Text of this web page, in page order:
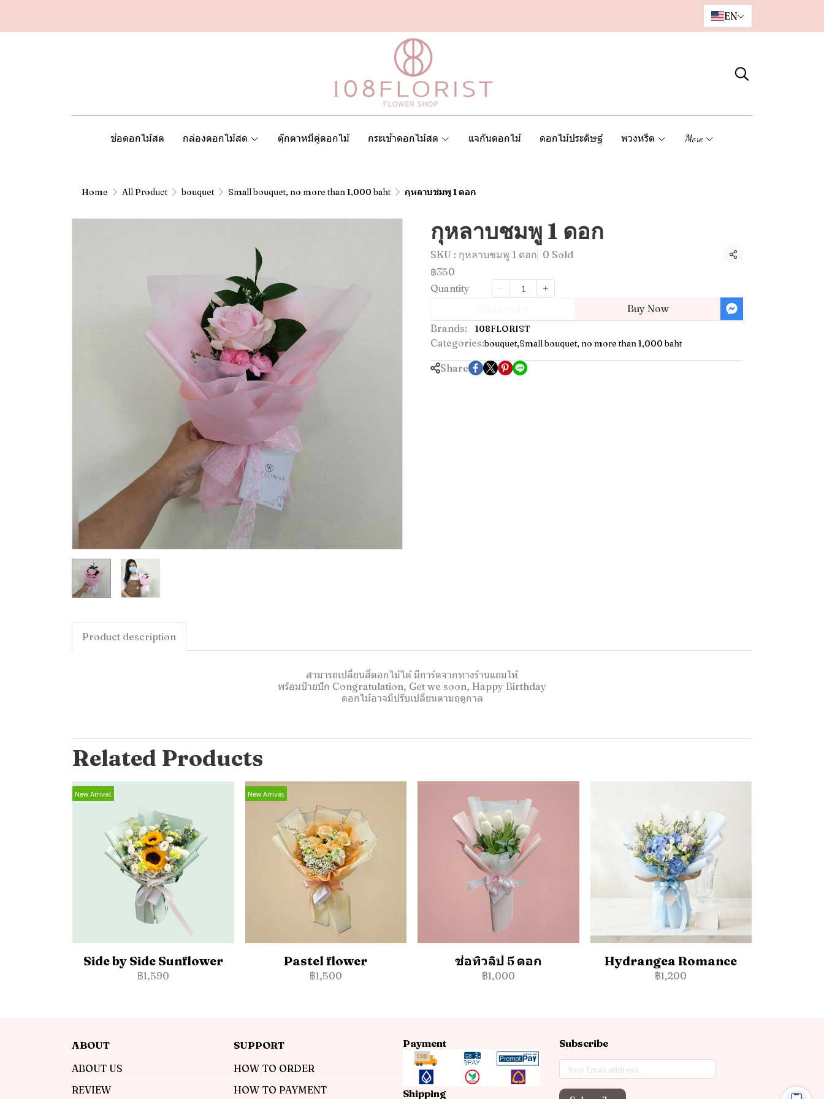
EN
ช่อดอกไม้สด กล่องดอกไม้สด ตุ๊กตาหมีคู่ดอกไม้ กระเช้าดอกไม้สด แจกันดอกไม้ ดอกไม้ประดิษฐ์ พวงหรีด More
Home All Product bouquet Small bouquet, no more than 1,000 baht กุหลาบชมพู 1 ดอก
กุหลาบชมพู 1 ดอก
SKU : กุหลาบชมพู 1 ดอก 0 Sold
Share
฿350
Quantity
Buy Now
Brands:
108FLORIST
Categories:bouquet,Small bouquet, no more than 1,000 baht
Share
Product description
สามารถเปลี่ยนสีดอกไม้ได้ มีการ์ดจากทางร้านแถมให้
พร้อมป้ายปัก Congratulation, Get we soon, Happy Birthday
ดอกไม้อาจมีปรับเปลี่ยนตามฤดูกาล
Related Products
New Arrival
Side by Side Sunflower
฿1,590
New Arrival
Pastel flower
฿1,500
ช่อทิวลิป 5 ดอก
฿1,000
Hydrangea Romance
฿1,200
ABOUT
ABOUT US
REVIEW
SUPPORT
HOW TO ORDER
HOW TO PAYMENT
Payment
Shipping
Subscribe